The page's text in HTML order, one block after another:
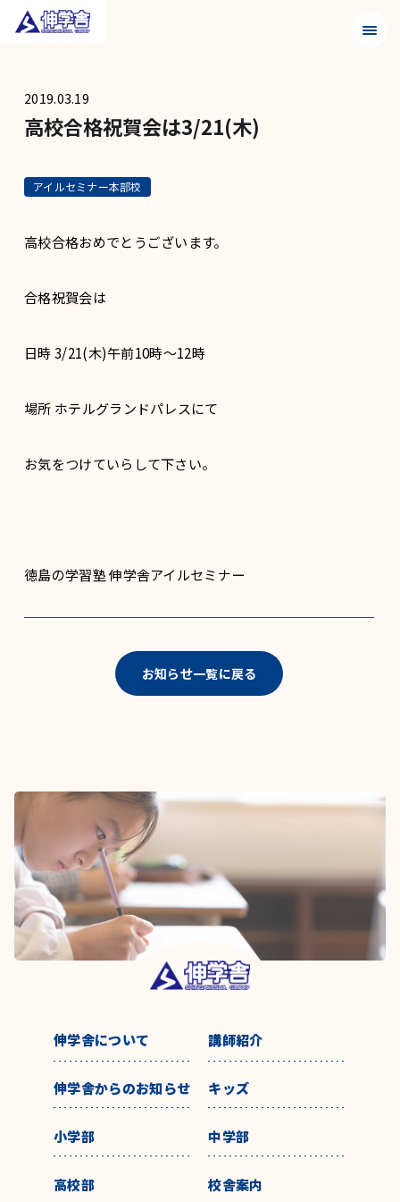
メニ
2019.03.19
高校合格祝賀会は3/21(木)
アイルセミナー本部校
高校合格おめでとうございます。
合格祝賀会は
日時 3/21(木)午前10時〜12時
場所 ホテルグランドパレスにて
お気をつけていらして下さい。
徳島の学習塾 伸学舎アイルセミナー
お知らせ一覧に戻る
伸学舎について 講師紹介
伸学舎からのお知らせ キッズ
小学部 中学部
高校部 校舎案内